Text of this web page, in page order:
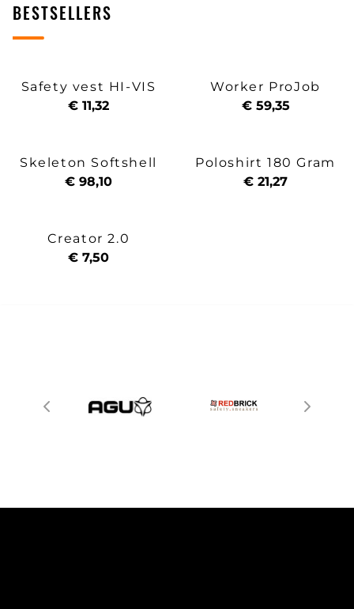
BESTSELLERS
Safety vest HI-VIS
€ 11,32
Worker ProJob
€ 59,35
Skeleton Softshell
€ 98,10
Poloshirt 180 Gram
€ 21,27
Creator 2.0
€ 7,50